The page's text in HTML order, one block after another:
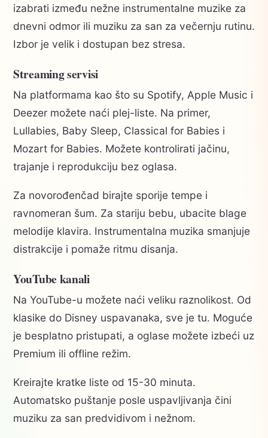
izabrati između nežne instrumentalne muzike za
dnevni odmor ili muziku za san za večernju rutinu.
Izbor je velik i dostupan bez stresa.
Streaming servisi
Na platformama kao što su Spotify, Apple Music i
Deezer možete naći plej-liste. Na primer,
Lullabies, Baby Sleep, Classical for Babies i
Mozart for Babies. Možete kontrolirati jačinu,
trajanje i reprodukciju bez oglasa.
Za novorođenčad birajte sporije tempe i
ravnomeran šum. Za stariju bebu, ubacite blage
melodije klavira. Instrumentalna muzika smanjuje
distrakcije i pomaže ritmu disanja.
YouTube kanali
Na YouTube-u možete naći veliku raznolikost. Od
klasike do Disney uspavanaka, sve je tu. Moguće
je besplatno pristupati, a oglase možete izbeći uz
Premium ili offline režim.
Kreirajte kratke liste od 15-30 minuta.
Automatsko puštanje posle uspavljivanja čini
muziku za san predvidivom i nežnom.